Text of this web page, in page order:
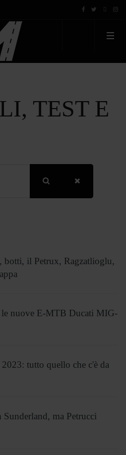
TEST E
il Petrux, Ragzatlioglu,
le nuove E-MTB Ducati MIG-
tutto quello che c'è da
ma Petrucci